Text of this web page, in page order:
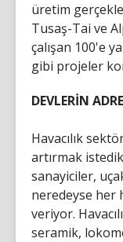
üretim
Tusaş-Tai ve
çalışan 100'e
gibi projeler
DEVLERİN
Havacılık
artırmak
sanayiciler,
neredeyse her
veriyor.
seramik,